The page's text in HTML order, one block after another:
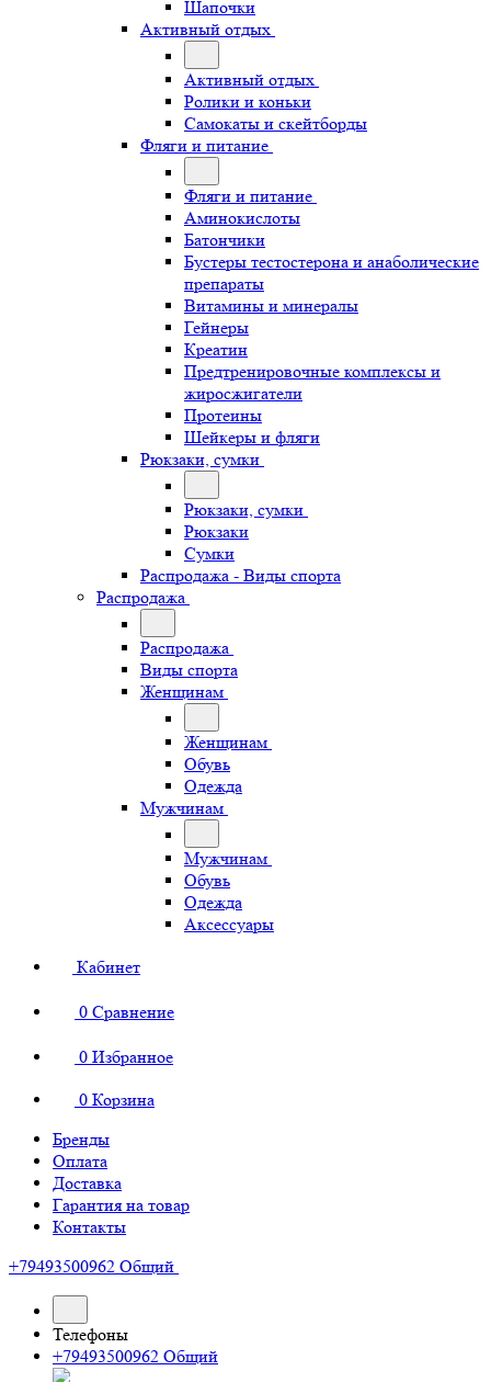
Шапочки
Активный отдых
Активный отдых
Ролики и коньки
Самокаты и скейтборды
Фляги и питание
Фляги и питание
Аминокислоты
Батончики
Бустеры тестостерона и анаболические
препараты
Витамины и минералы
Гейнеры
Креатин
Предтренировочные комплексы и
жиросжигатели
Протеины
Шейкеры и фляги
Рюкзаки, сумки
Рюкзаки, сумки
Рюкзаки
Сумки
Распродажа - Виды спорта
Распродажа
Распродажа
Виды спорта
Женщинам
Женщинам
Обувь
Одежда
Мужчинам
Мужчинам
Обувь
Одежда
Аксессуары
Кабинет
0 Сравнение
0 Избранное
0 Корзина
Бренды
Оплата
Доставка
Гарантия на товар
Контакты
+79493500962 Общий
Телефоны
+79493500962 Общий